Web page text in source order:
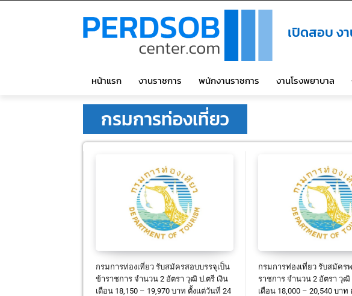
เปิดสอบ ง
หน้าแรก งานราชการ พนักงานราชการ งานโรงพยาบาล
กรมการท่องเที่ยว
กรมการท่องเที่ยว รับสมัครสอบบรรจุเป็น
ข้าราชการ จำนวน 2 อัตรา วุฒิ ป.ตรี เงิน
เดือน 18,150 – 19,970 บาท ตั้งแต่วันที่ 24
กรมการท่องเที่ยว รับสมัคร
ราชการ จำนวน 2 อัตรา วุฒิ
เดือน 18,000 – 20,540 บา